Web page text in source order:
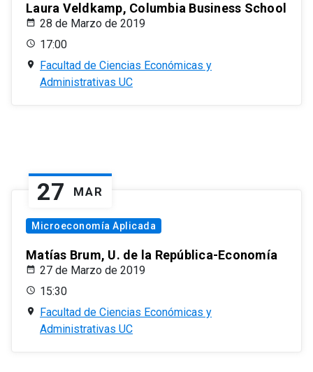
Laura Veldkamp, Columbia Business School
28 de Marzo de 2019
17:00
Facultad de Ciencias Económicas y
Administrativas UC
27 MAR
Microeconomía Aplicada
Matías Brum, U. de la República-Economía
27 de Marzo de 2019
15:30
Facultad de Ciencias Económicas y
Administrativas UC